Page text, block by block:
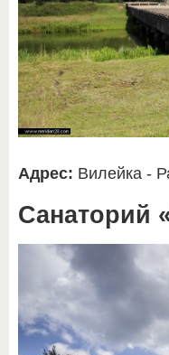
Адрес: Вилейка -
Санаторий